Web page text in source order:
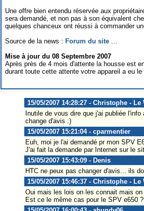
Une offre bien entendu réservée aux
sera demandé, et non pas à son équivalent
quelques chanceux ont réussi à commander
Source de la news : Forum du site
Mise à jour du 08 Septembre 2007
Après près de 4 mois d'attente la housse est
durant toute cette attente votre appareil a eu
15/05/2007 14:28:27 - Christophe - Le
Inutile de vous dire que j'ai publiée
change d'avis :)
15/05/2007 15:21:04 - cparmentier
Euh, moi je l'ai demandé pr mon SPV
J'ai fait la demande par Internet sur le
15/05/2007 15:43:09 - Denis
HTC ne peux pas changer d'avis... ils
15/05/2007 15:46:37 - Christophe - Le
Oui mais les lois on les connait mais on
Est ce le même cas pour le SPV e650